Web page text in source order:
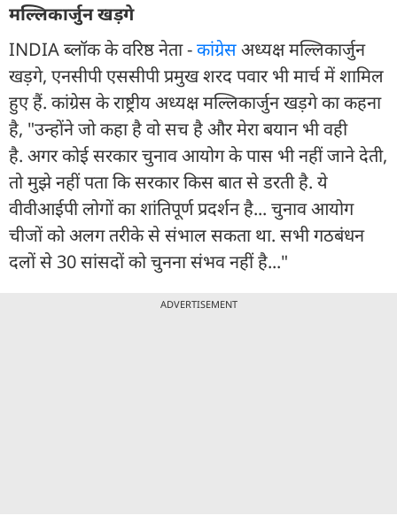
मल्लिकार्जुन खड़गे
INDIA ब्लॉक के वरिष्ठ नेता -कांग्रेसअध्यक्ष मल्लिकार्जुन
खड़गे, एनसीपी एससीपी प्रमुख शरद पवार भी मार्च में शामिल
हुए हैं. कांग्रेस के राष्ट्रीय अध्यक्ष मल्लिकार्जुन खड़गे का कहना
है, "उन्होंने जो कहा है वो सच है और मेरा बयान भी वही
है. अगर कोई सरकार चुनाव आयोग के पास भी नहीं जाने देती,
तो मुझे नहीं पता कि सरकार किस बात से डरती है. ये
वीवीआईपी लोगों का शांतिपूर्ण प्रदर्शन है... चुनाव आयोग
चीजों को अलग तरीके से संभाल सकता था. सभी गठबंधन
दलों से 30 सांसदों को चुनना संभव नहीं है..."
ADVERTISEMENT